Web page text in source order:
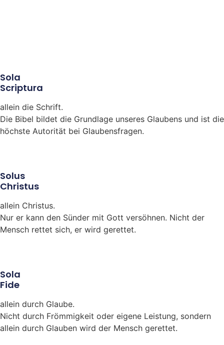
Sola
Scriptura
allein die Schrift.
Die Bibel bildet die Grundlage unseres Glaubens und ist die
höchste Autorität bei Glaubensfragen.
Solus
Christus
allein Christus.
Nur er kann den Sünder mit Gott versöhnen. Nicht der
Mensch rettet sich, er wird gerettet.
Sola
Fide
allein durch Glaube.
Nicht durch Frömmigkeit oder eigene Leistung, sondern
allein durch Glauben wird der Mensch gerettet.